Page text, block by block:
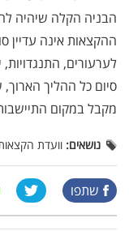
הבניה הקלה שיהיה
ההקצאות אינה עדיין
לערעורים, התנגדויות,
סיום כל ההליך
מקבל במקום
נושאים: וועדת
שתפו